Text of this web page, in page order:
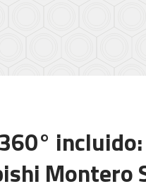
incluido:
Montero